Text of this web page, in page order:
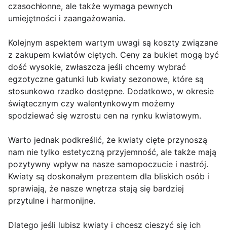
czasochłonne, ale także wymaga pewnych
umiejętności i zaangażowania.
Kolejnym aspektem wartym uwagi są koszty związane
z zakupem kwiatów ciętych. Ceny za bukiet mogą być
dość wysokie, zwłaszcza jeśli chcemy wybrać
egzotyczne gatunki lub kwiaty sezonowe, które są
stosunkowo rzadko dostępne. Dodatkowo, w okresie
świątecznym czy walentynkowym możemy
spodziewać się wzrostu cen na rynku kwiatowym.
Warto jednak podkreślić, że kwiaty cięte przynoszą
nam nie tylko estetyczną przyjemność, ale także mają
pozytywny wpływ na nasze samopoczucie i nastrój.
Kwiaty są doskonałym prezentem dla bliskich osób i
sprawiają, że nasze wnętrza stają się bardziej
przytulne i harmonijne.
Dlatego jeśli lubisz kwiaty i chcesz cieszyć się ich